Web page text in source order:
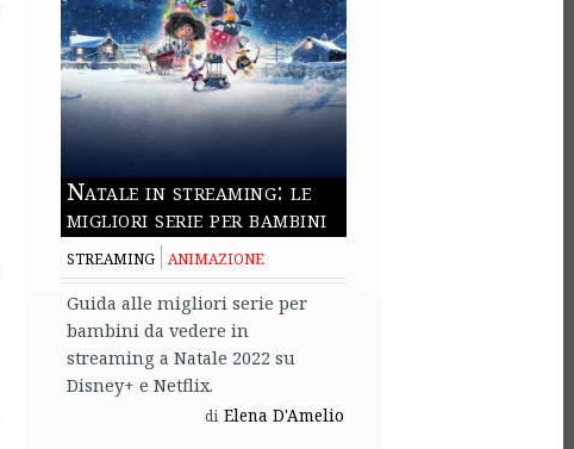
Natale in streaming: le
migliori serie per bambini
STREAMING ANIMAZIONE
Guida alle migliori serie per
bambini da vedere in
streaming a Natale 2022 su
Disney+ e Netflix.
di Elena D'Amelio